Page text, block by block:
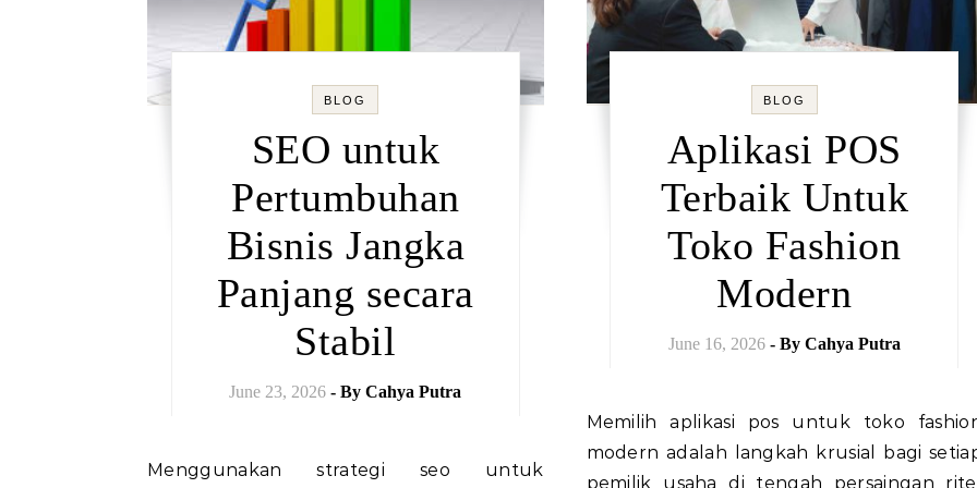
BLOG
SEO untuk
Pertumbuhan
Bisnis Jangka
Panjang secara
Stabil
June 23, 2026 - ByCahya Putra
Menggunakan strategi seo untuk
BLOG
Aplikasi POS
Terbaik Untuk
Toko Fashion
Modern
June 16, 2026 - By Cahya Putra
Memilih aplikasi pos untuk toko fashion
modern adalah langkah krusial bagi
pemilik usaha di tengah persaingan